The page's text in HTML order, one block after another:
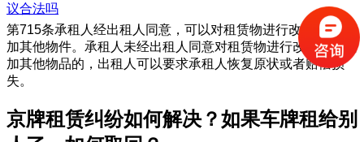
议合法吗
第715条承租人经出租人同意，可以对租赁物进行改良或者增
加其他物件。承租人未经出租人同意对租赁物进行改良或者增
加其他物品的，出租人可以要求承租人恢复原状或者赔偿损
失。
​京牌租赁纠纷如何解决？如果车牌租给别